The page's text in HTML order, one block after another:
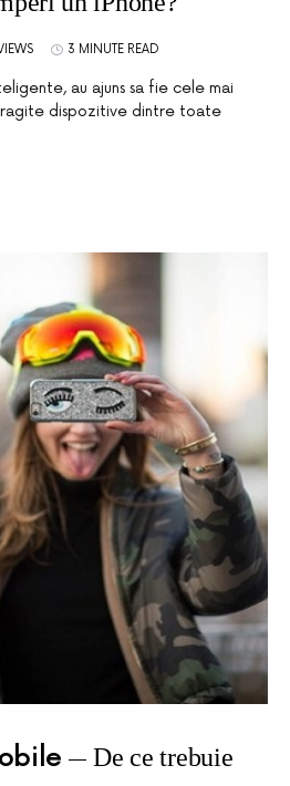
3 MINUTE READ
au ajuns sa fie cele mai
dispozitive dintre toate
De ce trebuie